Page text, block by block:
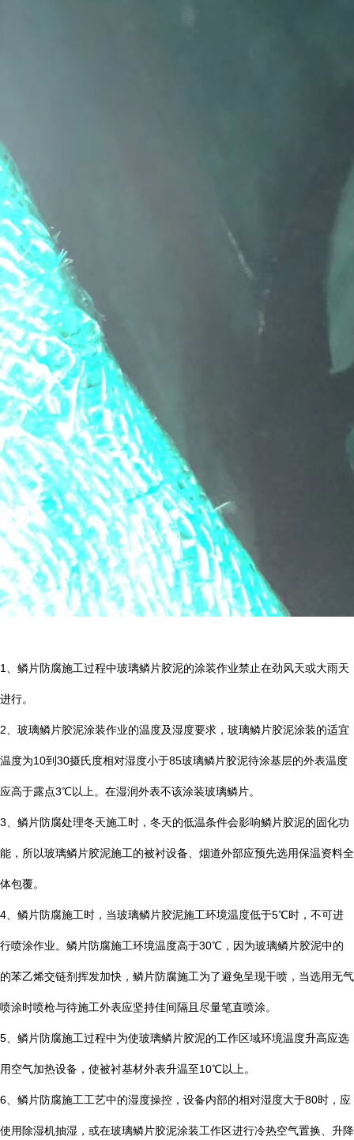
1 、鳞片防腐施工过程中玻璃鳞片胶泥的涂装作业禁止在劲风天或大雨天
进行。
2 、玻璃鳞片胶泥涂装作业的温度及湿度要求，玻璃鳞片胶泥涂装的适宜
温度为10到30摄氏度相对湿度小于85玻璃鳞片胶泥待涂基层的外表温度
应高于露点3℃以上。在湿润外表不该涂装玻璃鳞片。
3 、鳞片防腐处理冬天施工时，冬天的低温条件会影响鳞片胶泥的固化功
能，所以玻璃鳞片胶泥施工的被衬设备、烟道外部应预先选用保温资料全
体包覆。
4 、鳞片防腐施工时，当玻璃鳞片胶泥施工环境温度低于5℃时，不可进
行喷涂作业。鳞片防腐施工环境温度高于30℃ ，因为玻璃鳞片胶泥中的
的苯乙烯交链剂挥发加快，鳞片防腐施工为了避免呈现干喷，当选用无气
喷涂时喷枪与待施工外表应坚持佳间隔且尽量笔直喷涂。
5 、鳞片防腐施工过程中为使玻璃鳞片胶泥的工作区域环境温度升高应选
用空气加热设备，使被衬基材外表升温至10℃以上。
6 、鳞片防腐施工工艺中的湿度操控，设备内部的相对湿度大于80时，应
使用除湿机抽湿，或在玻璃鳞片胶泥涂装工作区进行冷热空气置换、升降